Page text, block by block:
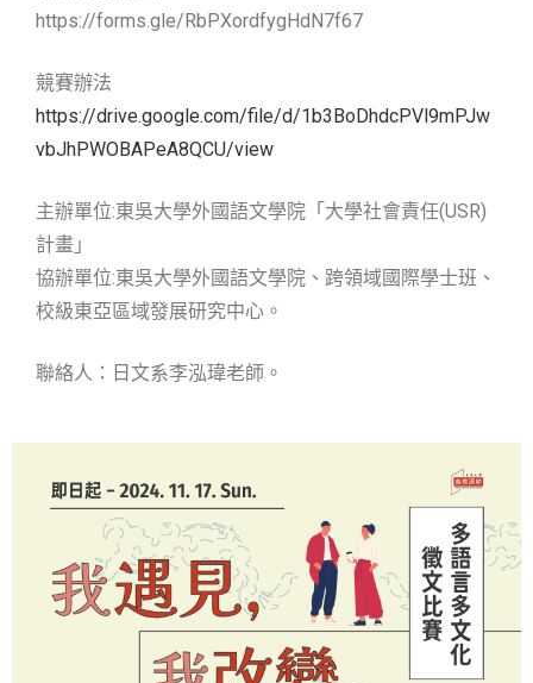
https://forms.gle/RbPXordfygHdN7f67
競賽辦法
https://drive.google.com/file/d/1b3BoDhdcPVl9mPJw
vbJhPWOBAPeA8QCU/view
主辦單位:東吳大學外國語文學院「大學社會責任(USR)
計畫」
協辦單位:東吳大學外國語文學院、跨領域國際學士班、
校級東亞區域發展研究中心。
聯絡人：日文系李泓瑋老師。